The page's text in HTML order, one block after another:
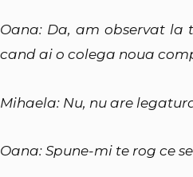
Oana: Da, am observat la
cand ai o colega noua
Mihaela: Nu, nu are
Oana: Spune-mi te rog ce